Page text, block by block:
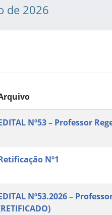
de 2026
Nº53 – Professor
Nº1
Nº53.2026 –